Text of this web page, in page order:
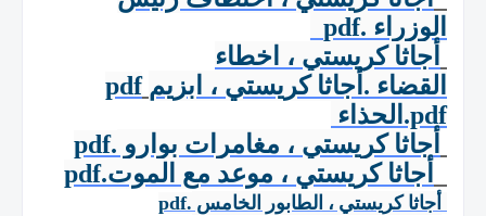
الوزراء .pdf
أجاثا كريستي ، اخطاء
القضاء .pdf أجاثا كريستي ، ابزيم
الحذاء .pdf
أجاثا كريستي ، مغامرات بوارو .pdf
أجاثا كريستي ، موعد مع الموت.pdf
أجاثا كريستي ، الطابور الخامس .pdf